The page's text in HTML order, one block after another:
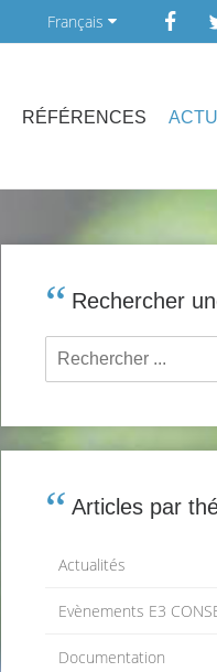
Français
RÉFÉRENCES
Rechercher
Articles par
Actualités
Evènements E3
Documentation